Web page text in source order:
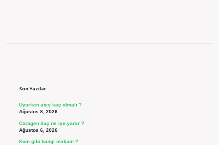
Son Yazılar
Uyurken ateş kaç olmalı ?
Ağustos 8, 2026
Coragen ilaç ne işe yarar ?
Ağustos 6, 2026
Kum gibi hangi makam ?